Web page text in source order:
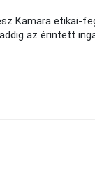
Kamara etikai-
az érintett